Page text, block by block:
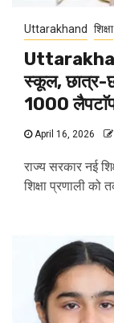
Uttarakhand शिक्षा
स्कूल, छात्र-
1000
April 16, 2026
राज्य सरकार नई
शिक्षा प्रणाली को